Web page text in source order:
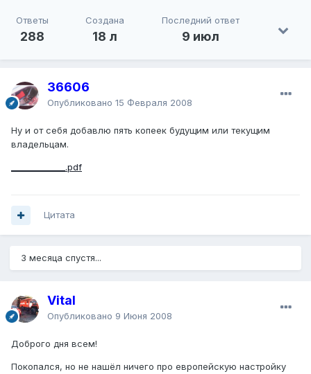
Ответы
288
Создана
18 л
Последний ответ
9 июл
36606
Опубликовано 15 Февраля 2008
Ну и от себя добавлю пять копеек будущим или текущим
владельцам.
_____________.pdf
Цитата
3 месяца спустя...
Vital
Опубликовано 9 Июня 2008
Доброго дня всем!
Покопался, но не нашёл ничего про европейскую настройку